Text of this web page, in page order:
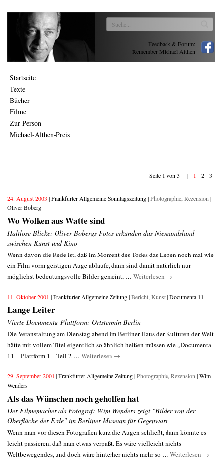
Feedback & Forum:
Remember Michael Althen
Startseite
Texte
Bücher
Filme
Zur Person
Michael-Althen-Preis
Seite 1 von 3 | 1 2 3
24. August 2003 | Frankfurter Allgemeine Sonntagszeitung |Photographie, Rezension |
Oliver Boberg
Wo Wolken aus Watte sind
Haltlose Blicke: Oliver Bobergs Fotos erkunden das Niemandsland
zwischen Kunst und Kino
Wenn davon die Rede ist, daß im Moment des Todes das Leben noch mal wie
ein Film vorm geistigen Auge ablaufe, dann sind damit natürlich nur
möglichst bedeutungsvolle Bilder gemeint, … Weiterlesen →
11. Oktober 2001 | Frankfurter Allgemeine Zeitung |Bericht, Kunst| Documenta 11
Lange Leiter
Vierte Documenta-Plattform: Ortstermin Berlin
Die Veranstaltung am Dienstag abend im Berliner Haus der Kulturen der Welt
hätte mit vollem Titel eigentlich so ähnlich heißen müssen wie „Documenta
11 – Plattform 1 – Teil 2 … Weiterlesen →
29. September 2001 | Frankfurter Allgemeine Zeitung |Photographie, Rezension | Wim
Wenders
Als das Wünschen noch geholfen hat
Der Filmemacher als Fotograf: Wim Wenders zeigt "Bilder von der
Oberfläche der Erde" im Berliner Museum für Gegenwart
Wenn man vor diesen Fotografien kurz die Augen schließt, dann könnte es
leicht passieren, daß man etwas verpaßt. Es wäre vielleicht nichts
Weltbewegendes, und doch wäre hinterher nichts mehr so … Weiterlesen →